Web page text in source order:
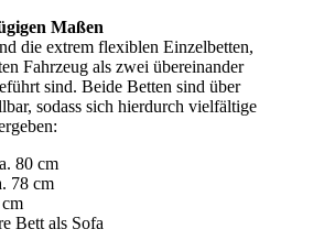
Maßen
die extrem flexiblen Einzelbetten,
Fahrzeug als zwei übereinander
sind. Beide Betten sind über
sodass sich hierdurch vielfältige
80 cm
78 cm
Bett als Sofa